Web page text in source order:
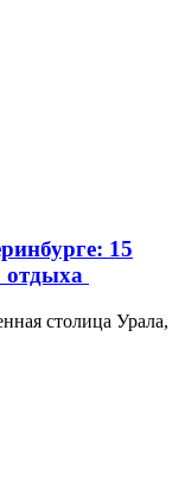
15
отдыха
столица Урала,